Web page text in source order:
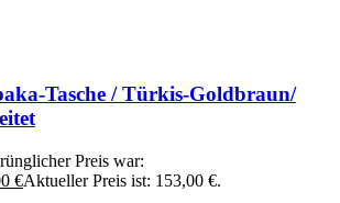
Tasche / Türkis-Goldbraun/
Preis war:
€Aktueller Preis ist: 153,00 €.